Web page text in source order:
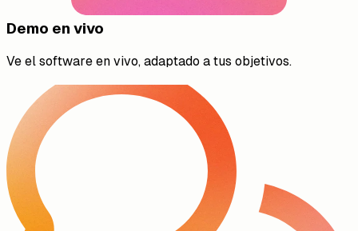
Demo en vivo
Ve el software en vivo, adaptado a tus objetivos.